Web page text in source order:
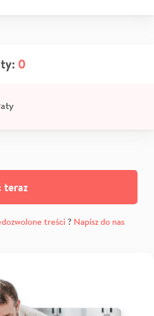
0
teraz
treści? Napisz do nas